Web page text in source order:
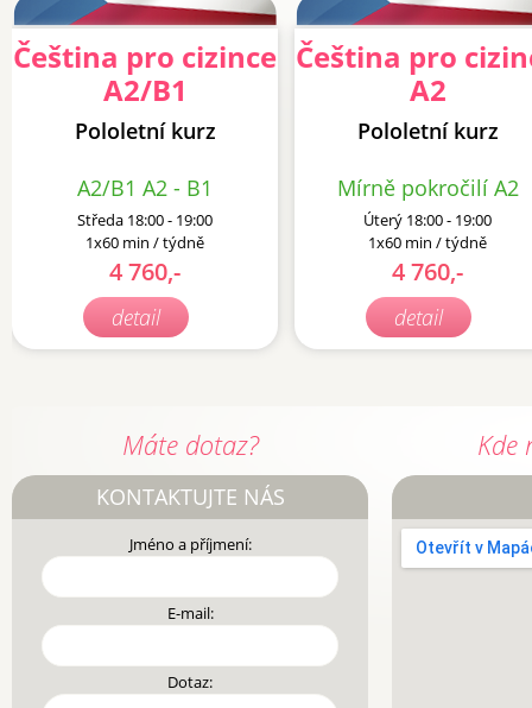
Čeština pro cizince
A2/B1
Pololetní kurz
A2/B1 A2 - B1
Středa 18:00 - 19:00
1x60 min / týdně
4 760,-
detail
Čeština pro
A2
Pololetní kurz
Mírně pokročilí A2
Úterý 18:00 - 19:00
1x60 min / týdně
4 760,-
detail
Máte dotaz?
KONTAKTUJTE NÁS
Jméno a příjmení:
E-mail:
Dotaz:
Kde